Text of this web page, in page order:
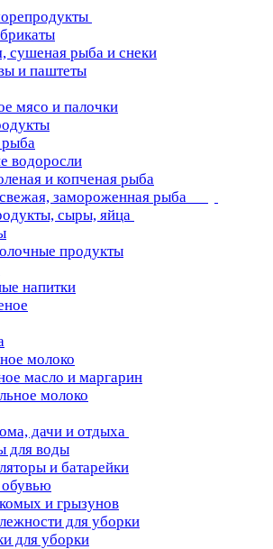
сушеная рыба и снеки
и паштеты
мясо и палочки
водоросли
и копченая рыба
замороженная рыба
сыры, яйца
продукты
напитки
молоко
масло и маргарин
молоко
дачи и отдыха
для воды
и батарейки
и грызунов
для уборки
для уборки